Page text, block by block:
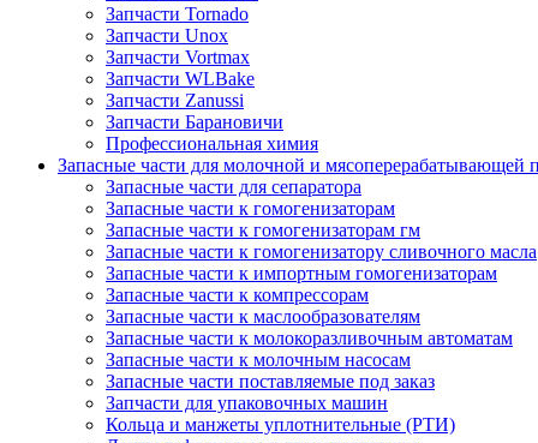
Запчасти Tornado
Запчасти Unox
Запчасти Vortmax
Запчасти WLBake
Запчасти Zanussi
Запчасти Барановичи
Профессиональная химия
Запасные части для молочной и мясоперерабатывающей
Запасные части для сепаратора
Запасные части к гомогенизаторам
Запасные части к гомогенизаторам гм
Запасные части к гомогенизатору сливочного масла
Запасные части к импортным гомогенизаторам
Запасные части к компрессорам
Запасные части к маслообразователям
Запасные части к молокоразливочным автоматам
Запасные части к молочным насосам
Запасные части поставляемые под заказ
Запчасти для упаковочных машин
Кольца и манжеты уплотнительные (РТИ)